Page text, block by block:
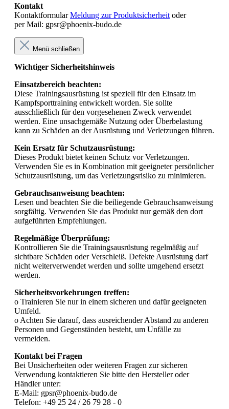
Kontakt
KontaktformularMeldung zur Produktsicherheit oder
per Mail: gpsr@phoenix-budo.de
Menü schließen
Wichtiger Sicherheitshinweis
Einsatzbereich beachten:
Diese Trainingsausrüstung ist speziell für den Einsatz im
Kampfsporttraining entwickelt worden. Sie sollte
ausschließlich für den vorgesehenen Zweck verwendet
werden. Eine unsachgemäße Nutzung oder Überbelastung
kann zu Schäden an der Ausrüstung und Verletzungen führen.
Kein Ersatz für Schutzausrüstung:
Dieses Produkt bietet keinen Schutz vor Verletzungen.
Verwenden Sie es in Kombination mit geeigneter persönlicher
Schutzausrüstung, um das Verletzungsrisiko zu minimieren.
Gebrauchsanweisung beachten:
Lesen und beachten Sie die beiliegende Gebrauchsanweisung
sorgfältig. Verwenden Sie das Produkt nur gemäß den dort
aufgeführten Empfehlungen.
Regelmäßige Überprüfung:
Kontrollieren Sie die Trainingsausrüstung regelmäßig auf
sichtbare Schäden oder Verschleiß. Defekte Ausrüstung darf
nicht weiterverwendet werden und sollte umgehend ersetzt
werden.
Sicherheitsvorkehrungen treffen:
o Trainieren Sie nur in einem sicheren und dafür geeigneten
Umfeld.
o Achten Sie darauf, dass ausreichender Abstand zu anderen
Personen und Gegenständen besteht, um Unfälle zu
vermeiden.
Kontakt bei Fragen
Bei Unsicherheiten oder weiteren Fragen zur sicheren
Verwendung kontaktieren Sie bitte den Hersteller oder
Händler unter:
E-Mail: gpsr@phoenix-budo.de
Telefon: +49 25 24 / 26 79 28 - 0